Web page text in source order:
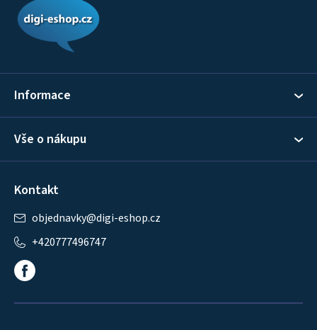
Informace
Vše o nákupu
Kontakt
objednavky@digi-eshop.cz
+420777496747